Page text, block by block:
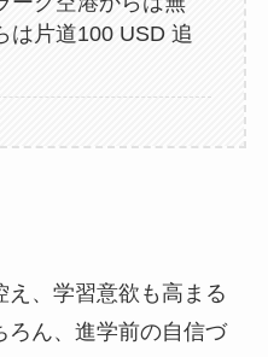
は片道100 USD 追
、学習意欲も高まる
ろん、進学前の自信づ